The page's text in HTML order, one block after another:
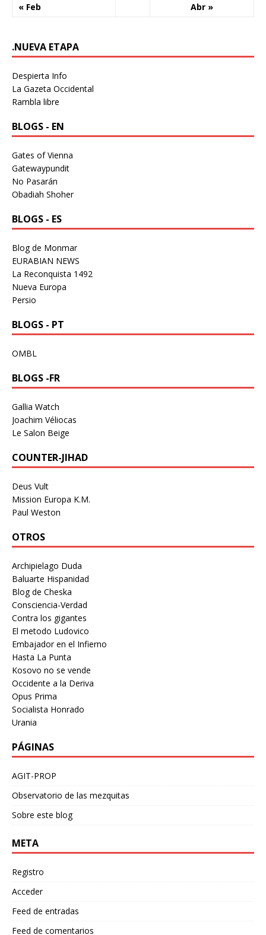
« Feb Abr »
.NUEVA ETAPA
Despierta Info
La Gazeta Occidental
Rambla libre
BLOGS - EN
Gates of Vienna
Gatewaypundit
No Pasarán
Obadiah Shoher
BLOGS - ES
Blog de Monmar
EURABIAN NEWS
La Reconquista 1492
Nueva Europa
Persio
BLOGS - PT
OMBL
BLOGS -FR
Gallia Watch
Joachim Véliocas
Le Salon Beige
COUNTER-JIHAD
Deus Vult
Mission Europa K.M.
Paul Weston
OTROS
Archipielago Duda
Baluarte Hispanidad
Blog de Cheska
Consciencia-Verdad
Contra los gigantes
El metodo Ludovico
Embajador en el Infierno
Hasta La Punta
Kosovo no se vende
Occidente a la Deriva
Opus Prima
Socialista Honrado
Urania
PÁGINAS
AGIT-PROP
Observatorio de las mezquitas
Sobre este blog
META
Registro
Acceder
Feed de entradas
Feed de comentarios